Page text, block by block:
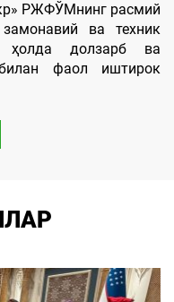
РЖФЎМнинг расмий
ва техник
ҳолда долзарб ва
фаол иштирок